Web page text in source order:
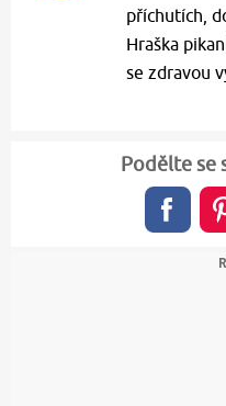
příchutích,
Hraška
se zdravou
Podělte se